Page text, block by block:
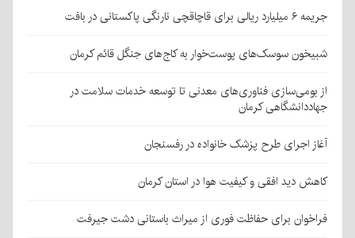
جریمه ۶ میلیارد ریالی برای قاچاقچی نارنگی پاکستانی در بافت
شبیخون سوسک‌های پوست‌خوار به کاج‌های جنگل قائم کرمان
از بومی‌سازی فناوری‌های معدنی تا توسعه خدمات سلامت در
جهاددانشگاهی کرمان
آغاز اجرای طرح پزشک خانواده در رفسنجان
کاهش دید افقی و کیفیت هوا در استان کرمان
فراخوان برای حفاظت فوری از میراث باستانی دشت جیرفت